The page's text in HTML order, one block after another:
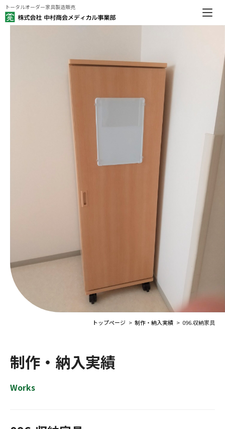
トータルオーダー家具製造販売
制作・納入実績
Works
トップページ 制作・納入実績 096.収納家具